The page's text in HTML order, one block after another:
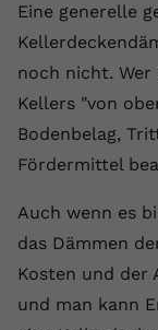
Eine generelle
noch nicht. Wer
Kellers "von
Bodenbelag,
Fördermittel
Auch wenn es
das Dämmen
Kosten und der
und man kann
Zweck
Laufzeit